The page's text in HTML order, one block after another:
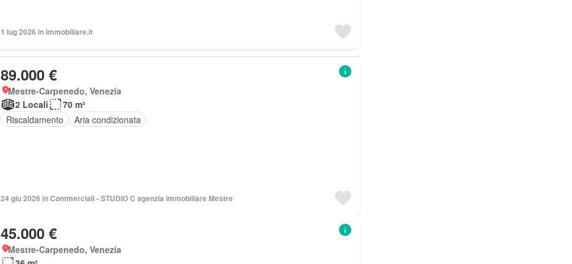
1 lug 2026 in Immobiliare.it
89.000 €
Mestre-Carpenedo, Venezia
2 Locali
70 m²
Riscaldamento
Aria condizionata
24 giu 2026 in Commerciali - STUDIO C agenzia immobiliare Mestre
45.000 €
Mestre-Carpenedo, Venezia